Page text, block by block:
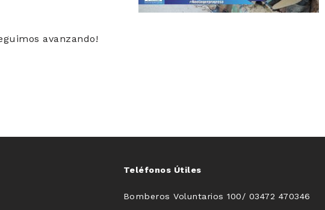
avanzando!
Teléfonos Útiles
Bomberos Voluntarios 100/ 03472 470346